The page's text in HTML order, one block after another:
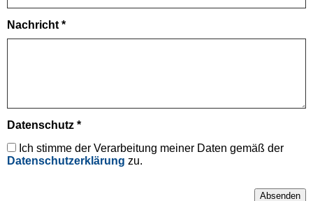
Nachricht *
Datenschutz *
Ich stimme der Verarbeitung meiner Daten gemäß der
Datenschutzerklärung zu.